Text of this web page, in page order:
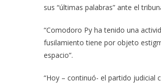
sus “últimas palabras” ante el
“Comodoro Py ha tenido una
fusilamiento tiene por objeto
espacio”.
“Hoy – continuó- el partido judicial